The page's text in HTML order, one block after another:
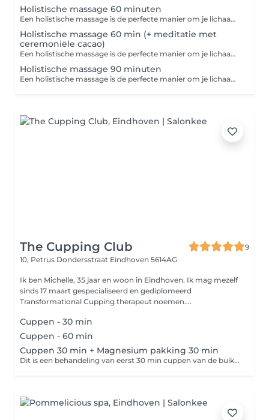
Holistische massage 60 minuten
Een holistische massage is de perfecte manier om je lichaam en geest weer met elkaar in harmonie te brengen. Dit is een diepe, ontspannende en holistische behandeling die zowel fysieke als energetische uitwerking heeft. Na jouw behandeling is er een kwartier extra tijd voor een nabeschouwing.
Holistische massage 60 min (+ meditatie met
ceremoniële cacao)
Een holistische massage is de perfecte manier om je lichaam en geest weer met elkaar in harmonie te brengen. Dit is een diepe, ontspannende en holistische behandeling die zowel fysieke als energetische uitwerking heeft. Jouw sessie start met een begeleide meditatie met ceremoniële cacao, dat een licht stimulerende werking heeft. De cacao brengt je in contact met de hartstreek en kan emoties meer naar de oppervlakte brengen. Na jouw behandeling is er een kwartier extra tijd voor een nabeschouwing. Let op: het drinken van cacao is volledig op eigen verantwoordelijkheid. Wil je hier meer over weten? Neem dan van tevoren contact op.
Holistische massage 90 minuten
Een holistische massage is de perfecte manier om je lichaam en geest weer met elkaar in harmonie te brengen. Dit is een diepe, ontspannende en holistische behandeling die zowel fysieke als energetische uitwerking heeft. Na jouw behandeling is er een kwartier extra tijd voor een nabeschouwing.
The Cupping Club
9
10, Petrus Dondersstraat Eindhoven 5614AG
Ik ben Michelle, 35 jaar en woon in Eindhoven. Ik mag mezelf
sinds 17 maart gespecialiseerd en gediplomeerd
Transformational Cupping therapeut noemen....
Cuppen - 30 min
Cuppen - 60 min
Cuppen 30 min + Magnesium pakking 30 min
Dit is een behandeling van eerst 30 min cuppen van de buik en daarna ga je 30 min in de magnesium pakking. Neem een extra set ondergoed mee of extra badkleding. Door de pakking ga je heel erg zweten wat ook de bedoeling is. Neem ook een extra handdoek mee voor na de behandeling. BELANGRIJK om voor de behandeling extra water te drinken maar ook na de behandeling.